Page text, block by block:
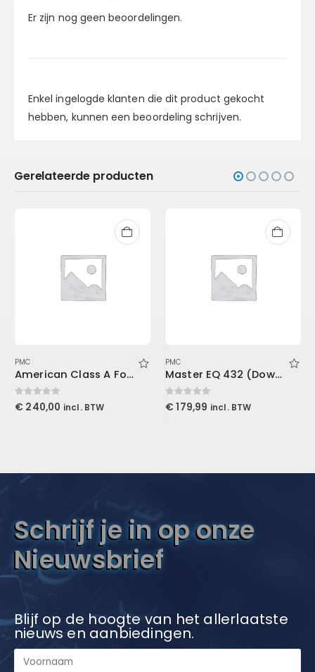
Er zijn nog geen beoordelingen.
Enkel ingelogde klanten die dit product gekocht
hebben, kunnen een beoordeling schrijven.
Gerelateerde producten
PMC
American Class A For Console1
0out of 5
€ 240,00 incl. BTW
PMC
Master EQ 432 (Download)
0out of 5
€ 179,99 incl. BTW
Schrijf je in op onze
Nieuwsbrief
Blijf op de hoogte van het allerlaatste
nieuws en aanbiedingen.